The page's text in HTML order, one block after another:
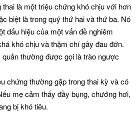
là một triệu chứng khó chịu với hơn
biệt là trong quý thứ hai và thứ ba. Nó
dấu hiệu của một vấn đề nghiêm
khó chịu và thậm chí gây đau đớn.
thường được gọi là trào ngược
chứng thường gặp trong thai kỳ và có
mẹ cảm thấy đầy bụng, chướng hơi,
bị khó tiêu.